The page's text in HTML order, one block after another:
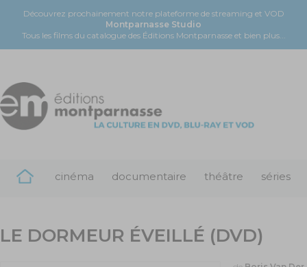
Découvrez prochainement notre plateforme de streaming et VOD
Montparnasse Studio
Tous les films du catalogue des Éditions Montparnasse et bien plus...
cinéma documentaire théâtre séries
LE DORMEUR ÉVEILLÉ (DVD)